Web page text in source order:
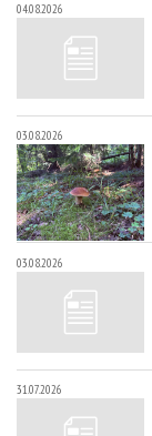
04.08.2026
03.08.2026
03.08.2026
31.07.2026